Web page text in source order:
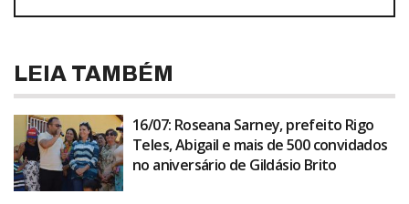
LEIA TAMBÉM
16/07: Roseana Sarney, prefeito Rigo
Teles, Abigail e mais de 500 convidados
no aniversário de Gildásio Brito